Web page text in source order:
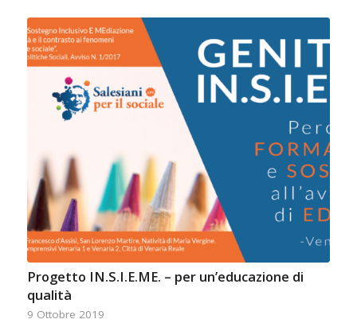
Progetto IN.S.I.E.ME. – per un’educazione di
qualità
9 Ottobre 2019